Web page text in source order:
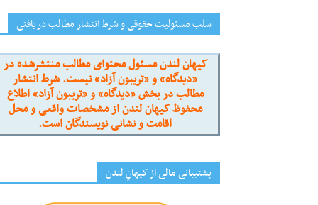
سلب مسئولیت حقوقی و شرط انتشار مطالب دریافتی
کیهان لندن مسئول محتوای مطالب منتشرشده در
«دیدگاه» و «تریبون آزاد» نیست. شرط انتشار
مطالب در بخش «دیدگاه» و «تریبون آزاد» اطلاع
محفوظ کیهان لندن از مشخصات واقعی و محل
اقامت و نشانی نویسندگان است.
پشتیبانی مالی از کیهانِ لندن